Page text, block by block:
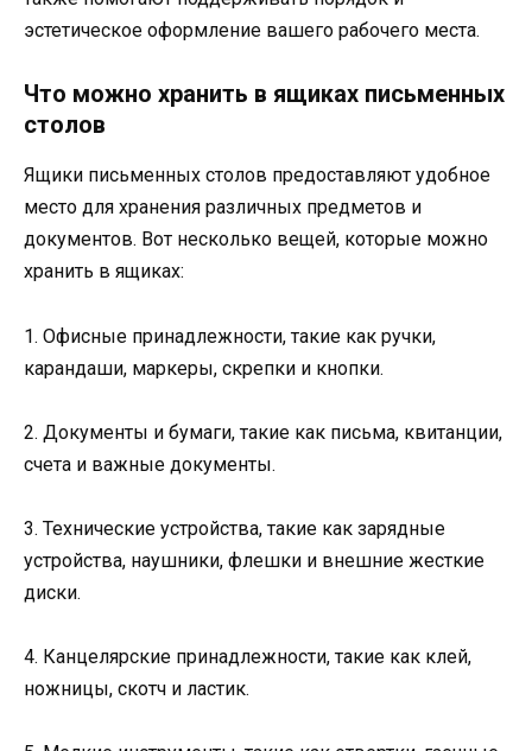
эстетическое оформление вашего рабочего места.
Что можно хранить в ящиках письменных
столов
Ящики письменных столов предоставляют удобное
место для хранения различных предметов и
документов. Вот несколько вещей, которые можно
хранить в ящиках:
1. Офисные принадлежности, такие как ручки,
карандаши, маркеры, скрепки и кнопки.
2. Документы и бумаги, такие как письма, квитанции,
счета и важные документы.
3. Технические устройства, такие как зарядные
устройства, наушники, флешки и внешние жесткие
диски.
4. Канцелярские принадлежности, такие как клей,
ножницы, скотч и ластик.